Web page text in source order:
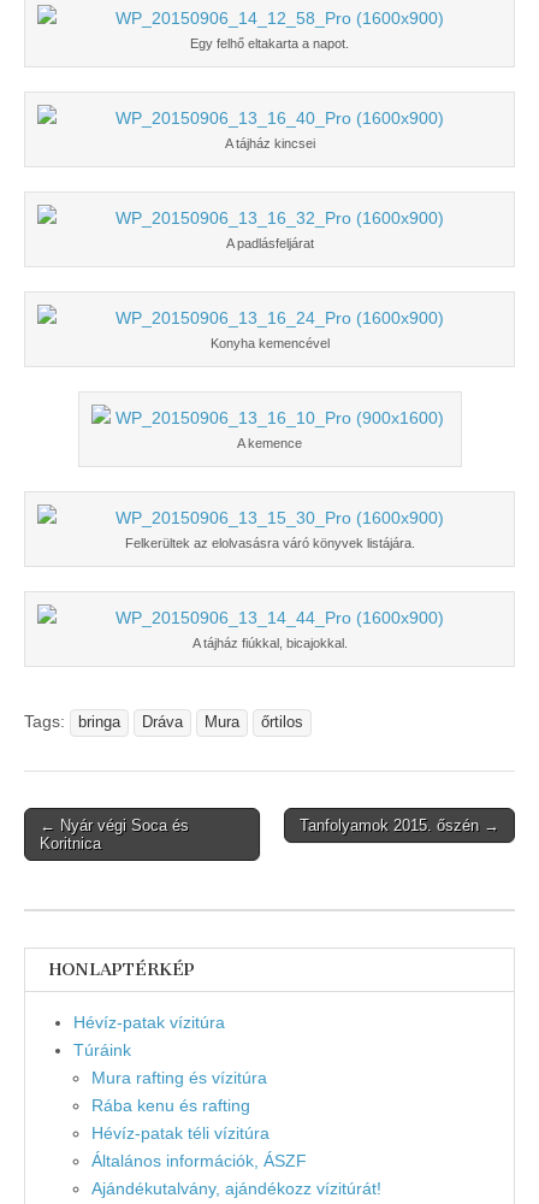
Egy felhő eltakarta a napot.
A tájház kincsei
A padlásfeljárat
Konyha kemencével
A kemence
Felkerültek az elolvasásra váró könyvek listájára.
A tájház fiúkkal, bicajokkal.
Tags: bringa Dráva Mura őrtilos
Post
navigation
← Nyár végi Soca és
Koritnica
Tanfolyamok 2015. őszén →
HONLAPTÉRKÉP
Hévíz-patak vízitúra
Túráink
Mura rafting és vízitúra
Rába kenu és rafting
Hévíz-patak téli vízitúra
Általános információk, ÁSZF
Ajándékutalvány, ajándékozz vízitúrát!